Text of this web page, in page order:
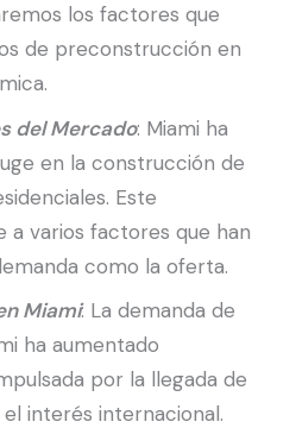
los factores que
de preconstrucción en
del Mercado: Miami ha
en la construcción de
Este
varios factores que han
como la oferta.
Miami: La demanda de
ha aumentado
por la llegada de
interés internacional.